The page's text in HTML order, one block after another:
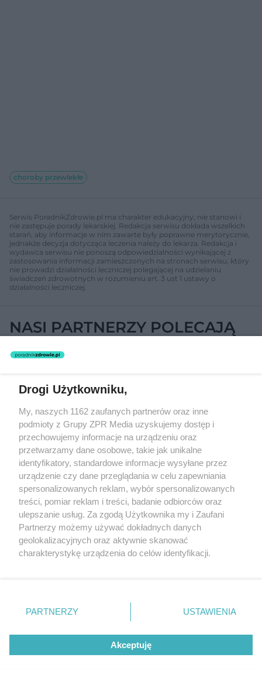
choroby przewlekłe
Serwis PoradnikZdrowie.pl ma charakter edukacyjny, nie stanowi i
nie zastępuje porady lekarskiej. Redakcja serwisu dokłada wszelkich
starań, aby informacje w nim zawarte były poprawne merytorycznie,
jednakże decyzja dotycząca leczenia należy do lekarza. Redakcja i
wydawca serwisu nie ponoszą odpowiedzialności wynikającej z
zastosowania informacji zamieszczonych na stronach serwisu, który
nie prowadzi działalności leczniczej polegającej na udzielaniu
świadczeń zdrowotnych w rozumieniu art. 3 ust 1 ustawy o
działalności leczniczej.
NASI PARTNERZY POLECAJĄ
PRIME 18: Tańcula, Murański,
Schreiber i Wach na jednej gali!
Drogi Użytkowniku,
My, naszych 1162 zaufanych partnerów oraz inne
podmioty z Grupy ZPR Media uzyskujemy dostęp i
przechowujemy informacje na urządzeniu oraz
przetwarzamy dane osobowe, takie jak unikalne
identyfikatory, standardowe informacje wysyłane przez
urządzenie czy dane przeglądania w celu zapewniania
spersonalizowanych reklam, wybór spersonalizowanych
treści, pomiar reklam i treści, badanie odbiorców oraz
ulepszanie usług. Za zgodą Użytkownika my i Zaufani
Partnerzy możemy używać dokładnych danych
geolokalizacyjnych oraz aktywnie skanować
charakterystykę urządzenia do celów identyfikacji.
zmienić/wycofać klikając przycisk ustawień prywatności
znajdujący się w lewym dolnym rogu strony
rodzaje przetwarzania danych nie wymagają zgody
użytkownika, ale masz prawo sprzeciwić się takiemu
przetwarzaniu. Preferencje będą miały zastosowanie tylko
PARTNERZY USTAWIENIA
Akceptuję